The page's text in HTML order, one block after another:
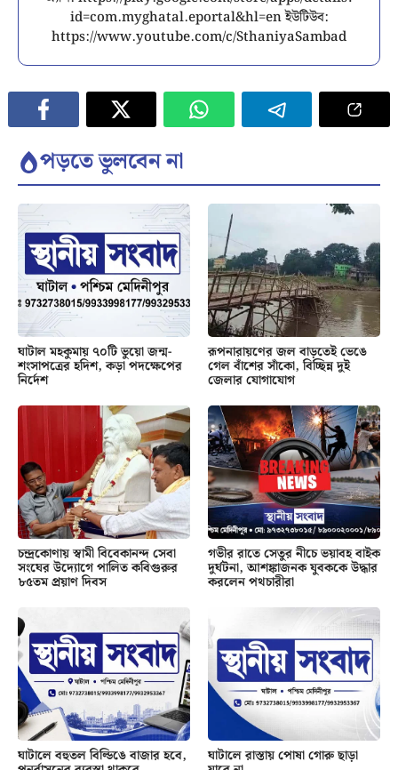
id=com.myghatal.eportal&hl=en ইউটিউব:
https://www.youtube.com/c/SthaniyaSambad
পড়তে ভুলবেন না
ঘাটাল মহকুমায় ৭০টি ভুয়ো জন্ম-
শংসাপত্রের হদিশ, কড়া পদক্ষেপের
নির্দেশ
রূপনারায়ণের জল বাড়তেই ভেঙে
গেল বাঁশের সাঁকো, বিচ্ছিন্ন দুই
জেলার যোগাযোগ
চন্দ্রকোণায় স্বামী বিবেকানন্দ সেবা
সংঘের উদ্যোগে পালিত কবিগুরুর
৮৫তম প্রয়াণ দিবস
গভীর রাতে সেতুর নীচে ভয়াবহ বাইক
দুর্ঘটনা, আশঙ্কাজনক যুবককে উদ্ধার
করলেন পথচারীরা
ঘাটালে বহুতল বিল্ডিঙে বাজার হবে, ঘাটালে রাস্তায় পোষা গোরু ছাড়া